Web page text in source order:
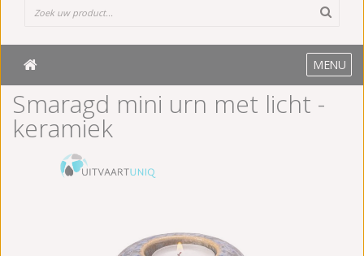
MENU
Smaragd mini urn met licht -
keramiek